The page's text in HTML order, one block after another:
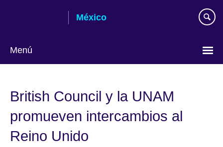
México
Menú
language
British Council y la UNAM
promueven intercambios al
Reino Unido